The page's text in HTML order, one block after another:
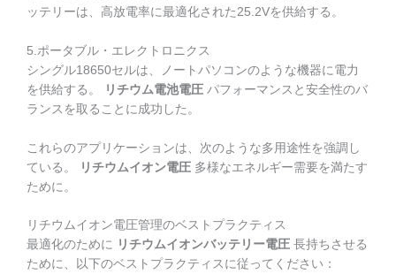
ッテリーは、高放電率に最適化された25.2Vを供給する。
5.ポータブル・エレクトロニクス
シングル18650セルは、ノートパソコンのような機器に電力
を供給する。
リチウム電池電圧 パフォーマンスと安全性のバ
ランスを取ることに成功した。
これらのアプリケーションは、次のような多用途性を強調し
ている。
リチウムイオン電圧 多様なエネルギー需要を満たす
ために。
リチウムイオン電圧管理のベストプラクティス
最適化のために リチウムイオンバッテリー電圧 長持ちさせる
ために、以下のベストプラクティスに従ってください：